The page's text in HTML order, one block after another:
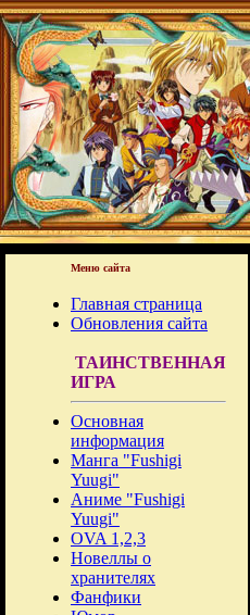
Меню сайта
Главная страница
Обновления сайта
ТАИНСТВЕННАЯ
ИГРА
Основная
информация
Манга "Fushigi
Yuugi"
Аниме "Fushigi
Yuugi"
OVA 1,2,3
Новеллы о
хранителях
Фанфики